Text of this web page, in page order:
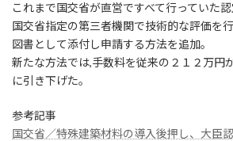
これまで国交省が直営ですべて行っていた認
国交省指定の第三者機関で技術的な評価を
図書として添付し申請する方法を追加。
新たな方法では,手数料を従来の２１２万円
に引き下げた。
参考記事
国交省／特殊建築材料の導入後押し、大臣